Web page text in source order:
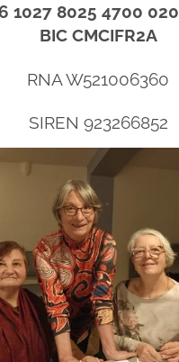
1027 8025 4700
BIC CMCIFR2A
RNA W521006360
SIREN 923266852